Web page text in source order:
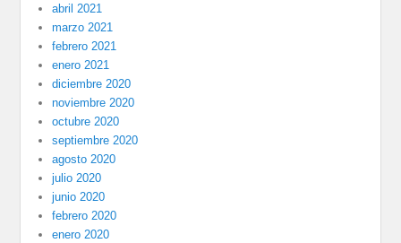
abril 2021
marzo 2021
febrero 2021
enero 2021
diciembre 2020
noviembre 2020
octubre 2020
septiembre 2020
agosto 2020
julio 2020
junio 2020
febrero 2020
enero 2020